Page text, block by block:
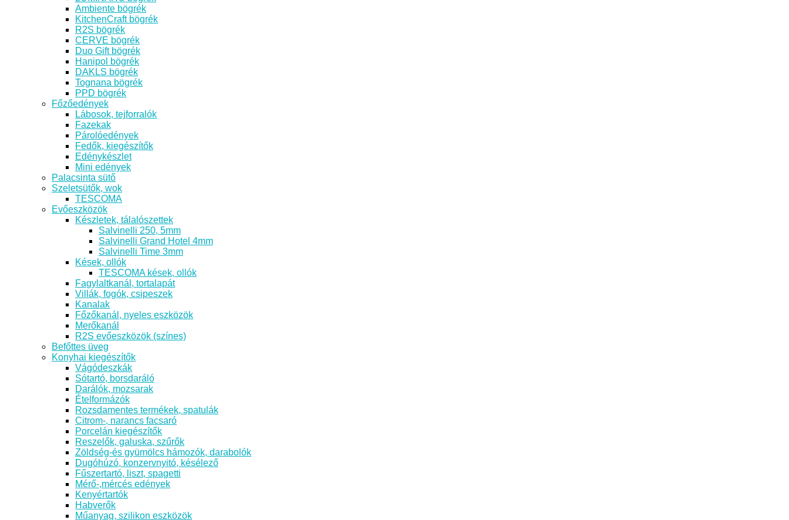
Ambiente bögrék
KitchenCraft bögrék
R2S bögrék
CERVE bögrék
Duo Gift bögrék
Hanipol bögrék
DAKLS bögrék
Tognana bögrék
PPD bögrék
Főzőedények
Lábosok, tejforralók
Fazekak
Párolóedények
Fedők, kiegészítők
Edénykészlet
Mini edények
Palacsinta sütő
Szeletsütők, wok
TESCOMA
Evőeszközök
Készletek, tálalószettek
Salvinelli 250, 5mm
Salvinelli Grand Hotel 4mm
Salvinelli Time 3mm
Kések, ollók
TESCOMA kések, ollók
Fagylaltkanál, tortalapát
Villák, fogók, csipeszek
Kanalak
Főzőkanál, nyeles eszközök
Merőkanál
R2S evőeszközök (színes)
Befőttes üveg
Konyhai kiegészítők
Vágódeszkák
Sótartó, borsdaráló
Darálók, mozsarak
Ételformázók
Rozsdamentes termékek, spatulák
Citrom-, narancs facsaró
Porcelán kiegészítők
Reszelők, galuska, szűrők
Zöldség-és gyümölcs hámozók, darabolók
Dugóhúzó, konzervnyitó, késélező
Fűszertartó, liszt, spagetti
Mérő-,mércés edények
Kenyértartók
Habverők
Műanyag, szilikon eszközök